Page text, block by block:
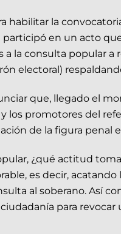
habilitar la
en un acto
la consulta popular
electoral)
que, llegado el
los promotores del
de la figura penal
¿qué actitud
es decir,
al soberano. Así
para